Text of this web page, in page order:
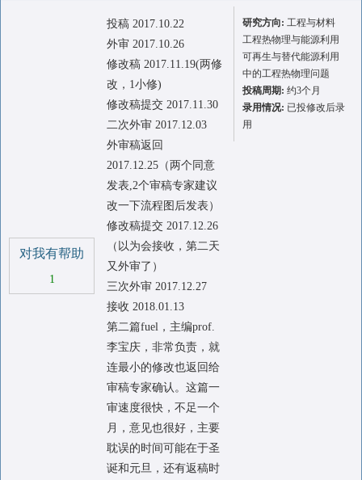
对我有帮助
1
投稿 2017.10.22
外审 2017.10.26
修改稿 2017.11.19(两修
改，1小修)
修改稿提交 2017.11.30
二次外审 2017.12.03
外审稿返回
2017.12.25（两个同意
发表,2个审稿专家建议
改一下流程图后发表）
修改稿提交 2017.12.26
（以为会接收，第二天
又外审了）
三次外审 2017.12.27
接收 2018.01.13
第二篇fuel，主编prof.
李宝庆，非常负责，就
连最小的修改也返回给
审稿专家确认。这篇一
审速度很快，不足一个
月，意见也很好，主要
耽误的时间可能在于圣
诞和元旦，还有返稿时
研究方向: 工程与材料
工程热物理与能源利用
可再生与替代能源利用
中的工程热物理问题
投稿周期: 约3个月
录用情况: 已投修改后录
用